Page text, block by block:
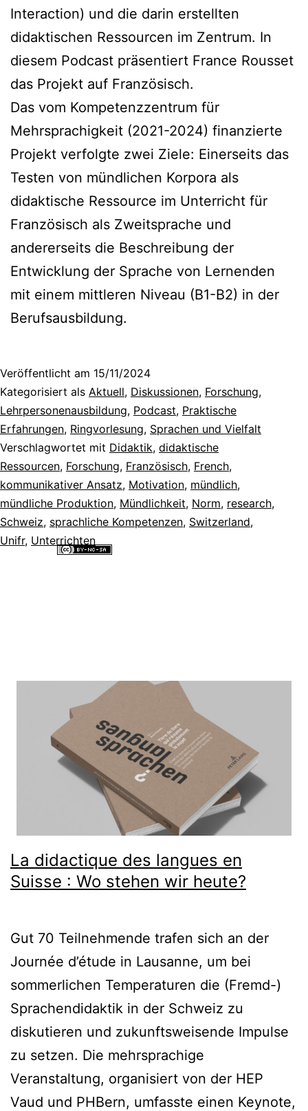
Interaction) und die darin erstellten
didaktischen Ressourcen im Zentrum. In
diesem Podcast präsentiert France Rousset
das Projekt auf Französisch.
Das vom Kompetenzzentrum für
Mehrsprachigkeit (2021-2024) finanzierte
Projekt verfolgte zwei Ziele: Einerseits das
Testen von mündlichen Korpora als
didaktische Ressource im Unterricht für
Französisch als Zweitsprache und
andererseits die Beschreibung der
Entwicklung der Sprache von Lernenden
mit einem mittleren Niveau (B1-B2) in der
Berufsausbildung.
Veröffentlicht am 15/11/2024
Kategorisiert als Aktuell, Diskussionen, Forschung,
Lehrpersonenausbildung, Podcast, Praktische
Erfahrungen, Ringvorlesung, Sprachen und Vielfalt
Verschlagwortet mit Didaktik, didaktische
Ressourcen, Forschung, Französisch, French,
kommunikativer Ansatz, Motivation, mündlich,
mündliche Produktion, Mündlichkeit, Norm, research,
Schweiz, sprachliche Kompetenzen, Switzerland,
Unifr, Unterrichten
La didactique des langues en
Suisse : Wo stehen wir heute?
Gut 70 Teilnehmende trafen sich an der
Journée d’étude in Lausanne, um bei
sommerlichen Temperaturen die (Fremd-)
Sprachendidaktik in der Schweiz zu
diskutieren und zukunftsweisende Impulse
zu setzen. Die mehrsprachige
Veranstaltung, organisiert von der HEP
Vaud und PHBern, umfasste einen Keynote,